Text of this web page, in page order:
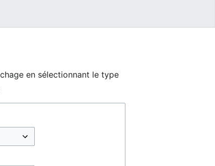
en sélectionnant le type